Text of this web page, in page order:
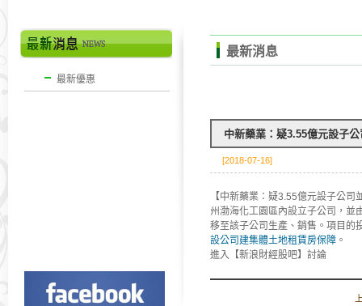
最新優惠
最新消息
中新藥業：疑3.55億元設子
[2018-07-16]
【中新藥業：疑3.55億元設子公
州渤海化工園區內設立子公司，並
移至該子公司生產、銷售。項目的
設公司建集體土地租賃房保障 。
進入【新浪財經股吧】討論